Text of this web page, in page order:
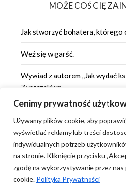
Cenimy prywatność
Używamy plików cookie, aby
wyświetlać reklamy lub treści
indywidualnych potrzeb
na stronie. Kliknięcie przycisku
zgodę na wykorzystywanie przez nas
cookie. Polityka Prywatności
MOŻE COŚ CIĘ
Jak stworzyć bohatera, którego
Weź się w garść.
Wywiad z autorem „Jak wydać
Zyszczakiem
NIE WYRAŻAM ZGODY NA
ORAZ WYKORZYSTYWANIE ICH